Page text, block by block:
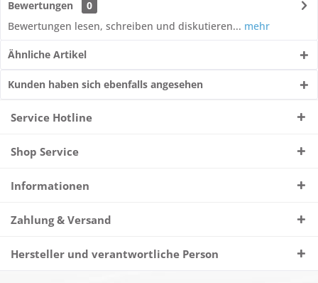
Bewertungen
0
Bewertungen lesen, schreiben und diskutieren... mehr
Ähnliche Artikel
Kunden haben sich ebenfalls angesehen
Service Hotline
Shop Service
Informationen
Zahlung & Versand
Hersteller und verantwortliche Person